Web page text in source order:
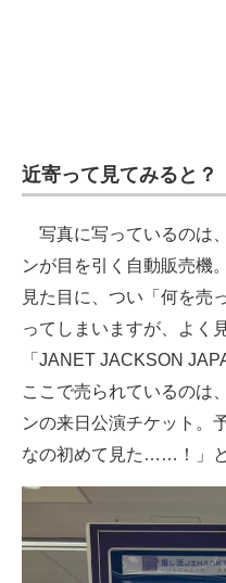
近寄って見てみると？
写真に写っているのは
ンが目を引く自動販売機
見た目に、つい「何を売
ってしまいますが、よ
「JANET JACKSON
ここで売られているのは
ンの来日公演チケット。
なの初めて見た……！」